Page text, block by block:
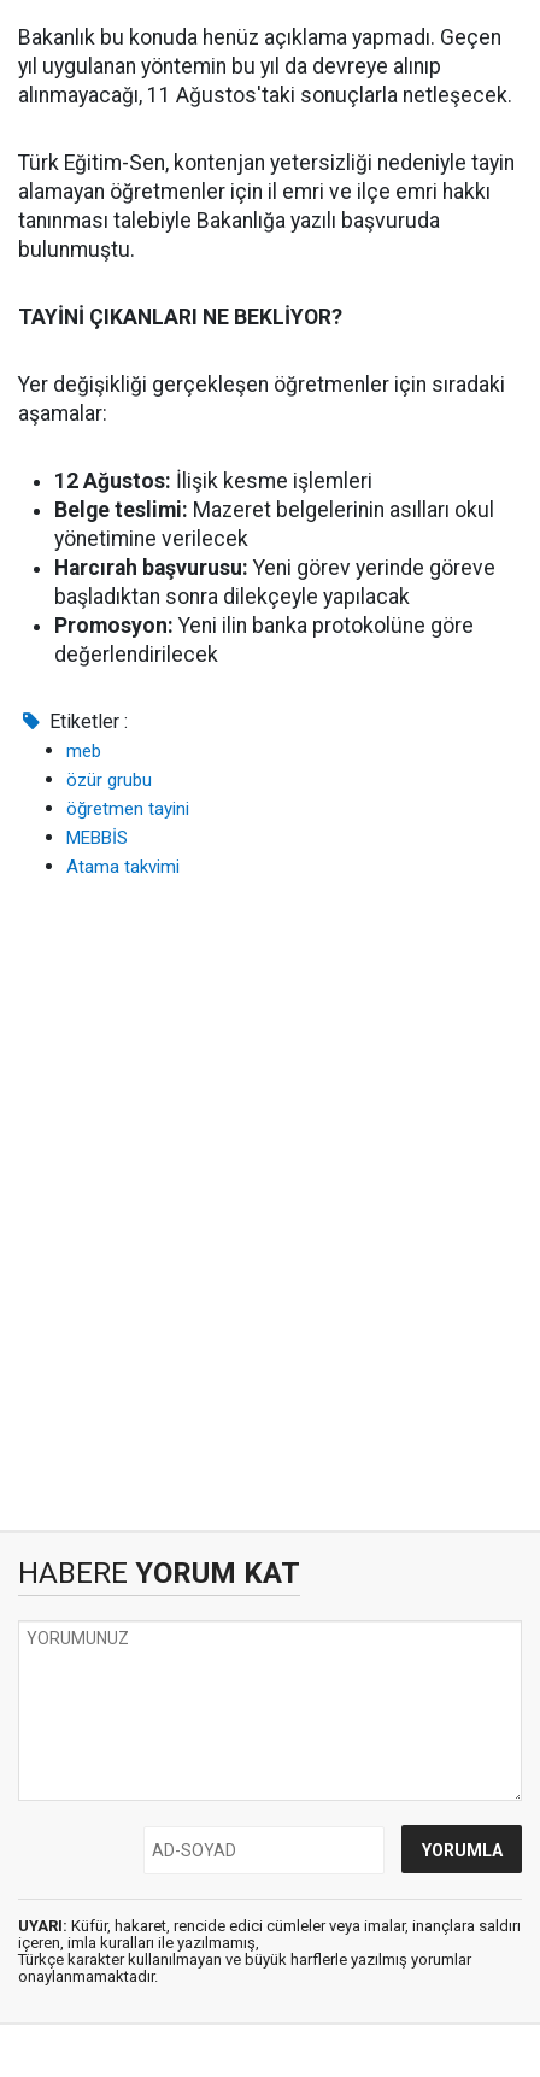
Bakanlık bu konuda henüz açıklama yapmadı. Geçen
yıl uygulanan yöntemin bu yıl da devreye alınıp
alınmayacağı, 11 Ağustos'taki sonuçlarla netleşecek.
Türk Eğitim-Sen, kontenjan yetersizliği nedeniyle tayin
alamayan öğretmenler için il emri ve ilçe emri hakkı
tanınması talebiyle Bakanlığa yazılı başvuruda
bulunmuştu.
TAYİNİ ÇIKANLARI NE BEKLİYOR?
Yer değişikliği gerçekleşen öğretmenler için sıradaki
aşamalar:
12 Ağustos: İlişik kesme işlemleri
Belge teslimi: Mazeret belgelerinin asılları okul
yönetimine verilecek
Harcırah başvurusu: Yeni görev yerinde göreve
başladıktan sonra dilekçeyle yapılacak
Promosyon: Yeni ilin banka protokolüne göre
değerlendirilecek
Etiketler :
meb
özür grubu
öğretmen tayini
MEBBİS
Atama takvimi
HABERE YORUM KAT
UYARI: Küfür, hakaret, rencide edici cümleler veya imalar, inançlara saldırı
içeren, imla kuralları ile yazılmamış,
Türkçe karakter kullanılmayan ve büyük harflerle yazılmış yorumlar
onaylanmamaktadır.